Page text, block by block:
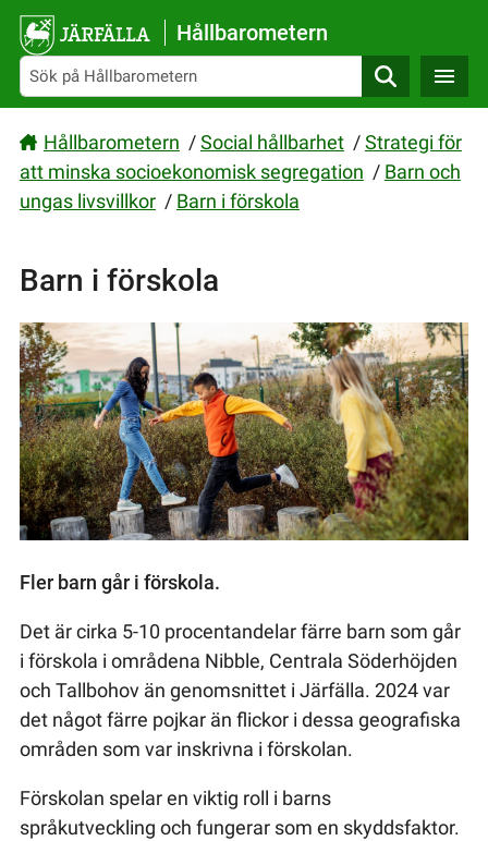
Gå direkt till sidans innehåll
Hållbarometern
Sök
Hållbarometern /Social hållbarhet /Strategi för
att minska socioekonomisk segregation / Barn och
ungas livsvillkor / Barn i förskola
Barn i förskola
Fler barn går i förskola.
Det är cirka 5-10 procentandelar färre barn som går
i förskola i områdena Nibble, Centrala Söderhöjden
och Tallbohov än genomsnittet i Järfälla. 2024 var
det något färre pojkar än flickor i dessa geografiska
områden som var inskrivna i förskolan.
Förskolan spelar en viktig roll i barns
språkutveckling och fungerar som en skyddsfaktor.